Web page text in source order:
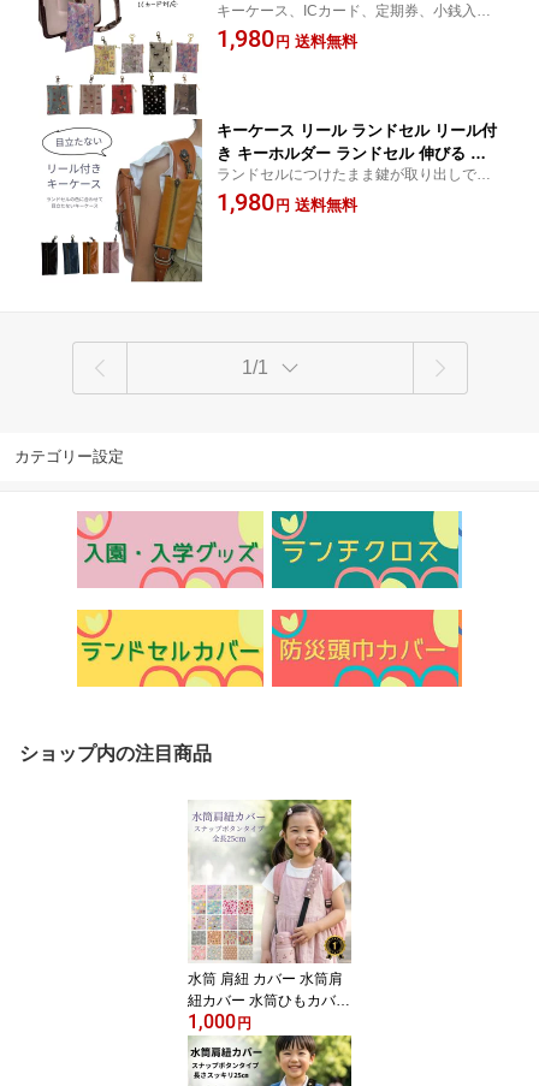
小銭入れ 子供カード キーケース 大人
小学生 中学生 可愛い 入学 お祝い プレ
キーケース、ICカード、定期券、小銭入
れ、全て兼ね揃えた便利なリール付きのキ
ーケースです。 ランドセルやバッグ、リュ
1,980 円 送料無料
キーケース リール ランドセル リール付
き キーホルダー ランドセル 伸びる キ
ーケース 目立たない 男の子 女の子 キ
ーホルダー 通学用 キーケース かぎ収納
ランドセルにつけたまま鍵が取り出しでき
るので安心なリール付きキーケース ランド
セルやバッグのベルトに固定できるので、
1,980 円 送料無料
1/1
カテゴリー設定
ショップ内の注目商品
水筒 肩紐 カバー 水筒肩
紐カバー 水筒ひもカバー
水筒紐カバー 1000円ポ
ッキリ 可愛い おしゃれ
シマエナガ ユニコーン
1,000 円